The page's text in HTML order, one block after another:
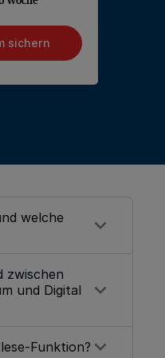
sichern
welche
Funktionen:
zwischen
und Digital
alleGA+ Inhalte
Funktion?